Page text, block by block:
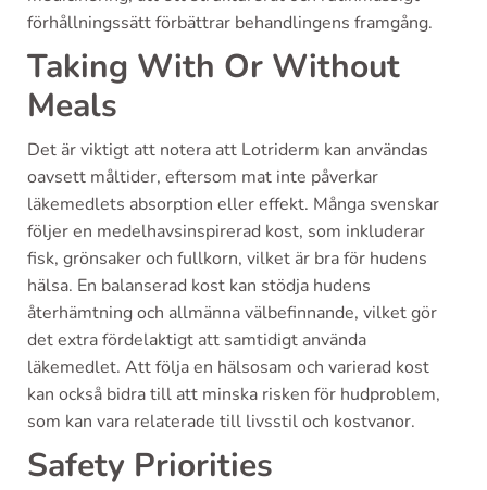
förhållningssätt förbättrar behandlingens framgång.
Taking With Or Without
Meals
Det är viktigt att notera att Lotriderm kan användas
oavsett måltider, eftersom mat inte påverkar
läkemedlets absorption eller effekt. Många svenskar
följer en medelhavsinspirerad kost, som inkluderar
fisk, grönsaker och fullkorn, vilket är bra för hudens
hälsa. En balanserad kost kan stödja hudens
återhämtning och allmänna välbefinnande, vilket gör
det extra fördelaktigt att samtidigt använda
läkemedlet. Att följa en hälsosam och varierad kost
kan också bidra till att minska risken för hudproblem,
som kan vara relaterade till livsstil och kostvanor.
Safety Priorities